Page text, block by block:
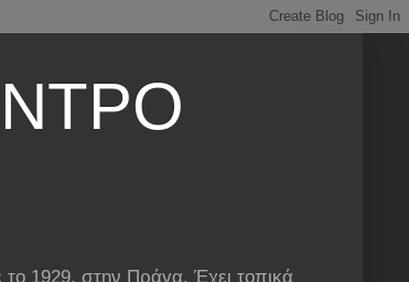
1929, στην Πράγα. Έχει τοπικά